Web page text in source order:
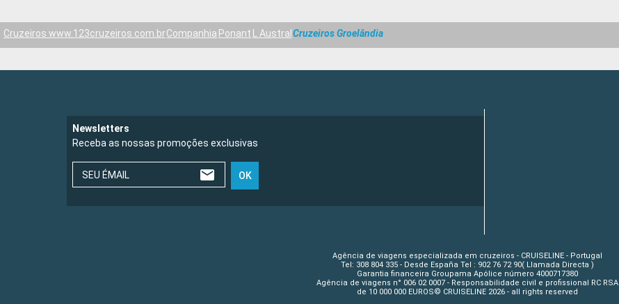
Cruzeiros www.123cruzeiros.com.brCompanhia Ponant L Austral Cruzeiros Groelândia
Newsletters
Receba as nossas promoções exclusivas
SEU ÉMAIL OK
Agência de viagens especializada em cruzeiros - CRUISELINE - Portugal
Tel: 308 804 335 - Desde España Tel : 902 76 72 90( Llamada Directa )
Garantia financeira Groupama Apólice número 4000717380
Agência de viagens n° 006 02 0007 - Responsabilidade civil e profissional RC RSA
de 10 000 000 EUROS© CRUISELINE 2026 - all rights reserved